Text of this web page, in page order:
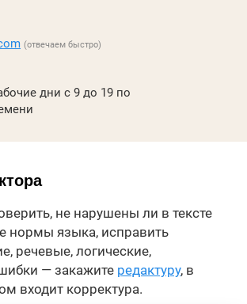
(отвечаем быстро)
дни с 9 до 19 по
не нарушены ли в тексте
нормы языка, исправить
речевые, логические,
— закажите редактуру, в
входит корректура.